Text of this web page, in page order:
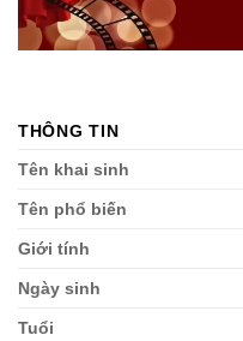
THÔNG TIN
Tên khai sinh
Tên phổ biến
Giới tính
Ngày sinh
Tuổi